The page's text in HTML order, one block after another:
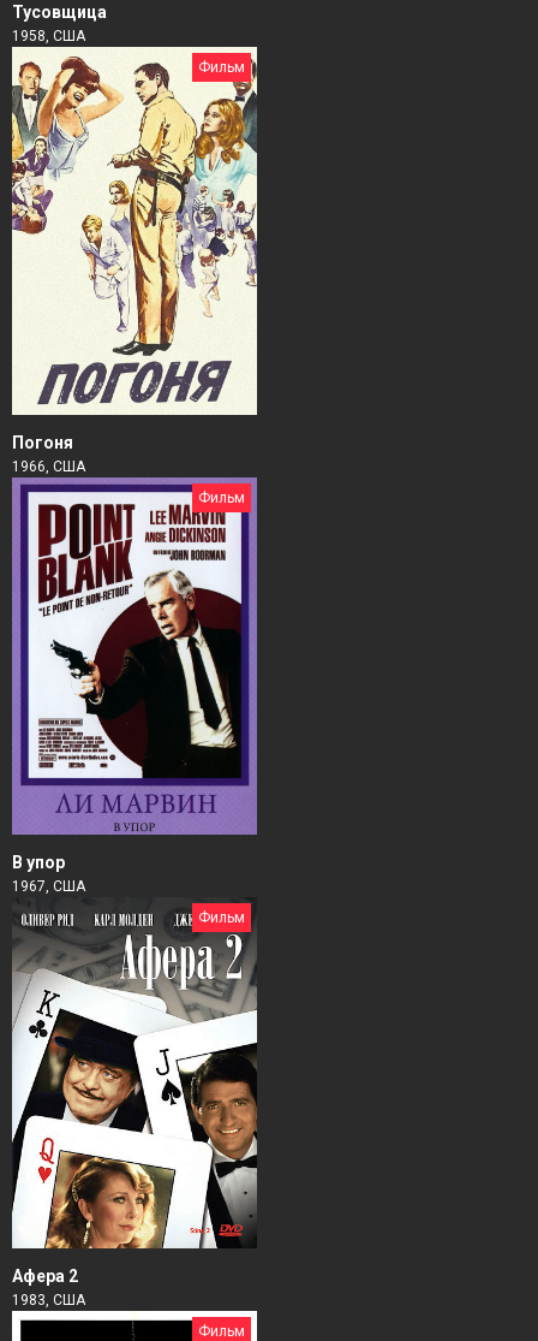
Тусовщица
1958, США
Фильм
Погоня
1966, США
Фильм
В упор
1967, США
Фильм
Афера 2
1983, США
Фильм